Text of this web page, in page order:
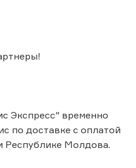
Экспресс" временно
по доставке с оплатой
Республике Молдова.